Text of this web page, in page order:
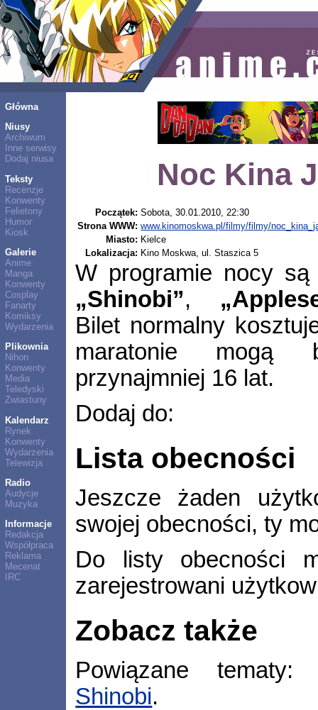
Główna
Niusy
Archiwum
Inne serwisy
Dodaj niusa
Teksty
Recenzje
Konwenty
Felietony
Humor
Kiosk
Galerie
Anime
Manga
Konwenty
Cosplay
Fanarty
Komiksy
Wydarzenia
Plikownia
Nihon
Konwenty
Media
Teledyski
Zwiastuny
Kalendarz
Rynek
Konwenty
Wydarzenia
Telewizja
Radio
Audycje
Muzyka
Informacje
Redakcja
Współpraca
Reklama
Mecenat
IRC
Noc Kina
Początek: Sobota, 30.01.2010, 22:30
Strona WWW: www.kinomoskwa.pl/filmy/filmy/
Miasto: Kielce
Lokalizacja: Kino Moskwa, ul. Staszica 5
W programie nocy
„Shinobi”,
Bilet normalny
maratonie mogą
przynajmniej 16 lat.
Dodaj do:
Lista obecności
Jeszcze żaden
swojej obecności, ty
Do listy obecności
zarejestrowani
Zobacz także
Powiązane
Shinobi.